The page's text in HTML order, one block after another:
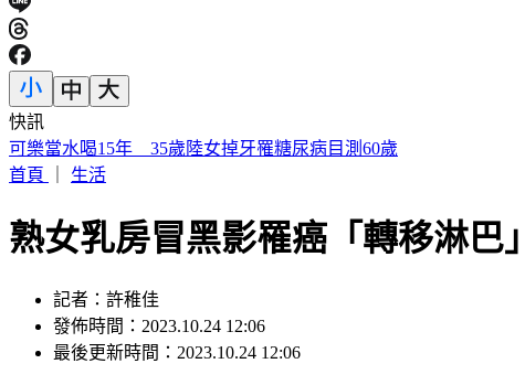
快訊
被選上國民法官該怎麼辦? 司法院廣告
首頁
生活
熟女乳房冒黑影罹癌「轉移淋
記者：許稚佳
發佈時間：2023.10.24 12:06
最後更新時間：2023.10.24 12:06